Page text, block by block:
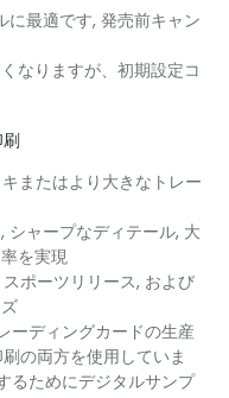
に最適です, 発売前キャン
なりますが、初期設定コ
またはより大きなトレー
シャープなディテール, 大
を実現
ポーツリリース, および
ーディングカードの生産
の両方を使用していま
るためにデジタルサンプ